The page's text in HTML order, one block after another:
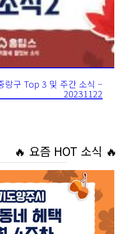
랑구 Top 3 및 주간 소식 –
20231122
🔥 요즘 HOT 소식 🔥